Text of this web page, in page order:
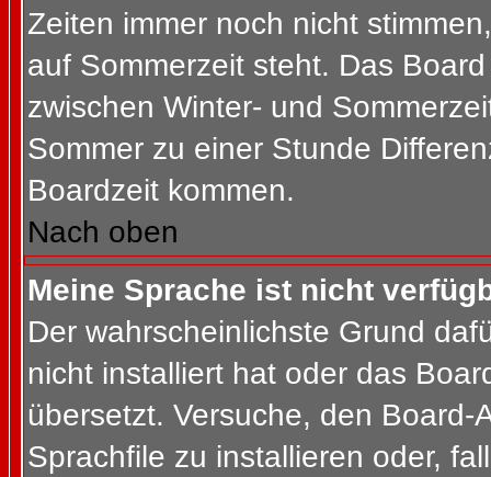
Zeiten immer noch nicht
auf Sommerzeit steht. Das
zwischen Winter- und
Sommer zu einer Stunde
Boardzeit kommen.
Nach oben
Meine Sprache ist nicht
Der wahrscheinlichste Grund
nicht installiert hat oder das
übersetzt. Versuche, den
Sprachfile zu installieren oder,